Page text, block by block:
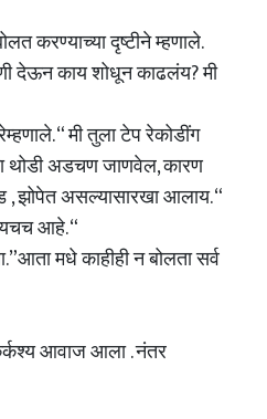
करण्याच्या दृष्टीने म्हणाले.
देऊन काय शोधून काढलंय? मी
“ मी तुला टेप रेकोडींग
थोडी अडचण जाणवेल, कारण
, झोपेत असल्यासारखा आलाय. “
आहे. “
मधे काहीही न बोलता सर्व
आवाज आला . नंतर